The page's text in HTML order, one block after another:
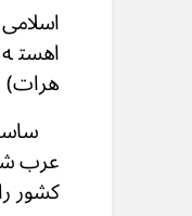
اهسته
هرات)
عرب
کشور